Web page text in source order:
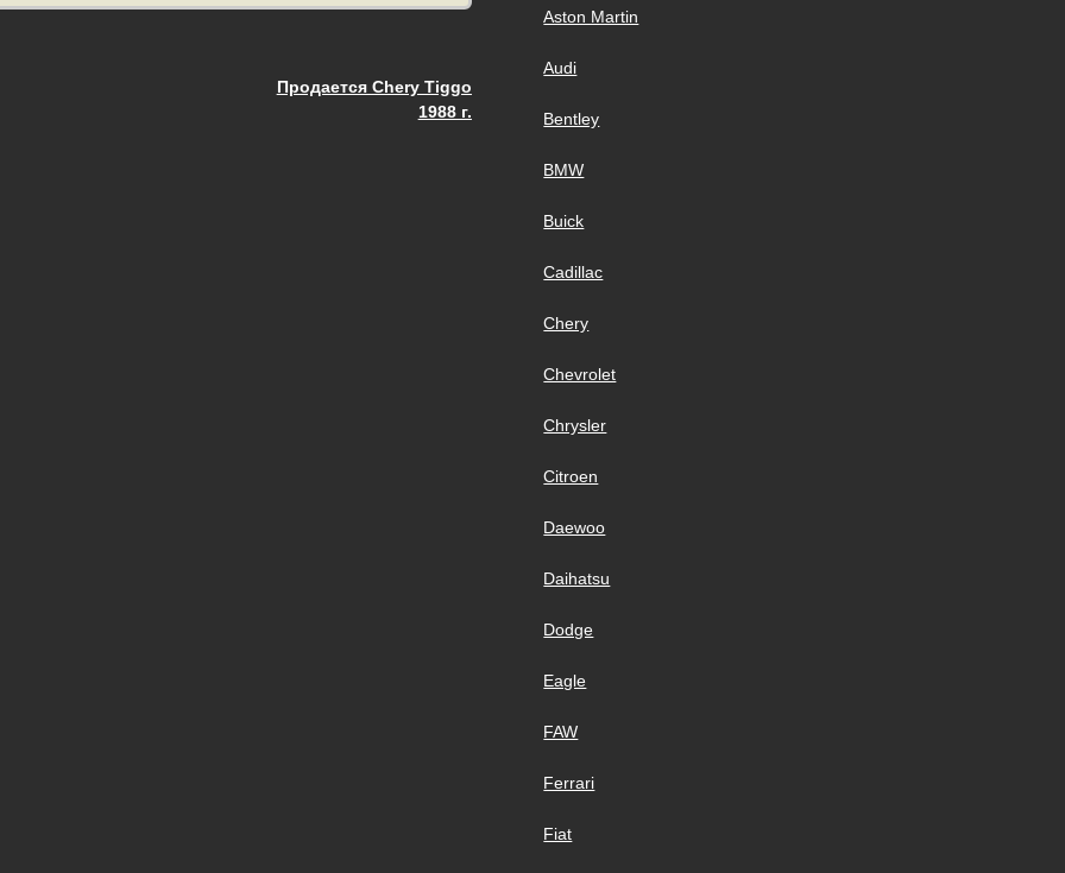
Продается Chery Tiggo
1988 г.
Aston Martin
Audi
Bentley
BMW
Buick
Cadillac
Chery
Chevrolet
Chrysler
Citroen
Daewoo
Daihatsu
Dodge
Eagle
FAW
Ferrari
Fiat